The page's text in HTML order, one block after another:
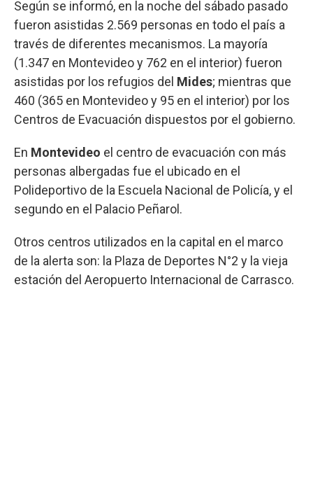
Según se informó, en la noche del sábado pasado
fueron asistidas 2.569 personas en todo el país a
través de diferentes mecanismos. La mayoría
(1.347 en Montevideo y 762 en el interior) fueron
asistidas por los refugios del Mides; mientras que
460 (365 en Montevideo y 95 en el interior) por los
Centros de Evacuación dispuestos por el gobierno.
En Montevideo el centro de evacuación con más
personas albergadas fue el ubicado en el
Polideportivo de la Escuela Nacional de Policía, y el
segundo en el Palacio Peñarol.
Otros centros utilizados en la capital en el marco
de la alerta son: la Plaza de Deportes N°2 y la vieja
estación del Aeropuerto Internacional de Carrasco.